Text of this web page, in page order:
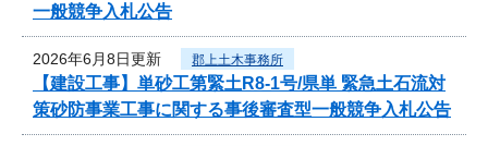
一般競争入札公告
2026年6月8日更新 郡上土木事務所
【建設工事】単砂工第緊土R8-1号/県単 緊急土石流対
策砂防事業工事に関する事後審査型一般競争入札公告